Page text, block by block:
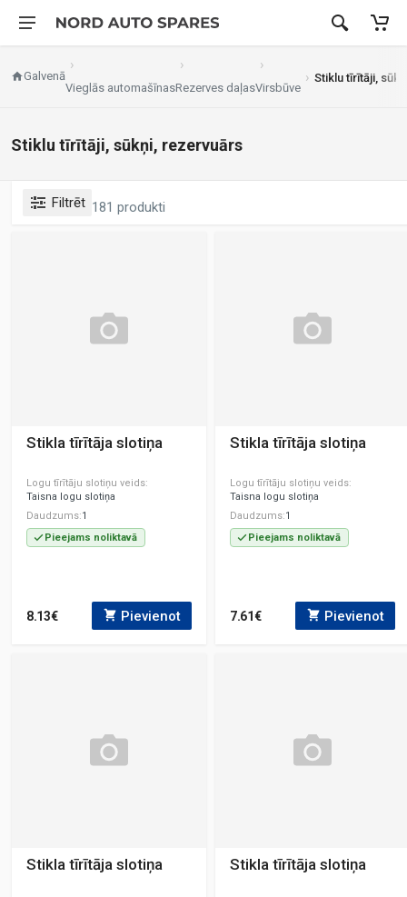
Galvenā
Vieglās automašīnasRezerves daļasVirsbūve
Stiklu tīrītāji,
Stiklu tīrītāji, sūkņi, rezervuārs
Filtrēt 181 produkti
Stikla tīrītāja slotiņa
Logu tīrītāju slotiņu veids
Taisna logu slotiņa
Daudzums 1
Pieejams noliktavā
8.13€ Pievienot
Stikla tīrītāja slotiņa
Logu tīrītāju slotiņu veids
Taisna logu slotiņa
Daudzums 1
Pieejams noliktavā
7.61€ Pievienot
Stikla tīrītāja slotiņa Stikla tīrītāja slotiņa